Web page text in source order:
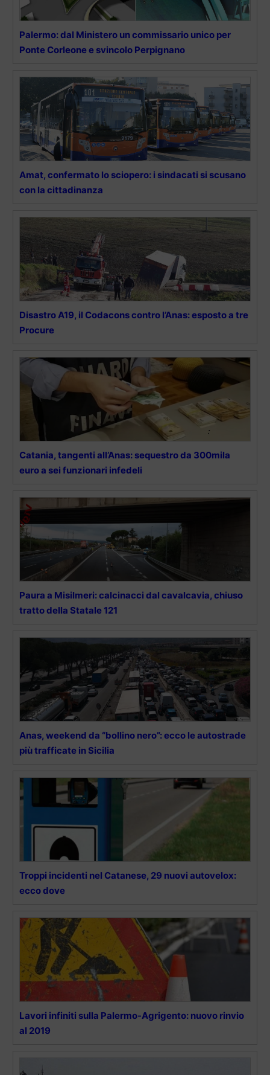
Palermo: dal Ministero un commissario unico per
Ponte Corleone e svincolo Perpignano
Amat, confermato lo sciopero: i sindacati si scusano
con la cittadinanza
Disastro A19, il Codacons contro l’Anas: esposto a tre
Procure
Catania, tangenti all’Anas: sequestro da 300mila
euro a sei funzionari infedeli
Paura a Misilmeri: calcinacci dal cavalcavia, chiuso
tratto della Statale 121
Anas, weekend da “bollino nero”: ecco le autostrade
più trafficate in Sicilia
Troppi incidenti nel Catanese, 29 nuovi autovelox:
ecco dove
Lavori infiniti sulla Palermo-Agrigento: nuovo rinvio
al 2019